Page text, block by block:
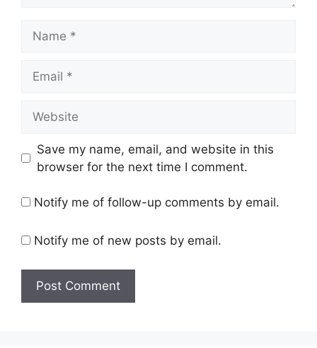
Save my name, email, and website in this
browser for the next time I comment.
Notify me of follow-up comments by email.
Notify me of new posts by email.